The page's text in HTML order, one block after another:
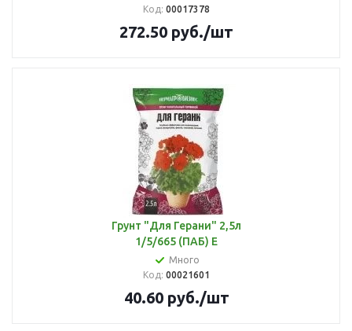
Код: 00017378
272.50 руб./шт
Грунт "Для Герани" 2,5л
1/5/665 (ПАБ) Е
Много
Код: 00021601
40.60руб./шт